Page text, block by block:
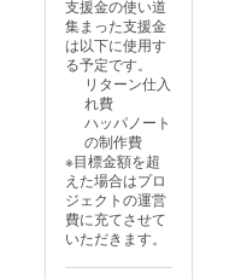
ます！
4,300円
上乗せ
＝1冊上
乗せ
上乗せ
＝2冊上
乗せ
12,900
円上乗
せ＝3冊
上乗せ
※送料・
ます！
4,300円
上乗せ
＝1冊上
乗せ
上乗せ
＝2冊上
乗せ
12,900
円上乗
せ＝3冊
上乗せ
※送料・
支援金の使い道
集まった支援金
は以下に使用す
る予定です。
リターン仕入
れ費
ハッパノート
の制作費
※目標金額を超
えた場合はプロ
ジェクトの運営
費に充てさせて
いただきます。